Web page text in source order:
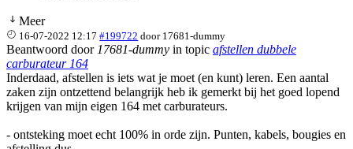
Meer
16-07-2022 12:17 #199722 door 17681-dummy
Beantwoord door 17681-dummy in topic afstellen dubbele
carburateur 164
Inderdaad, afstellen is iets wat je moet (en kunt) leren. Een aantal
zaken zijn ontzettend belangrijk heb ik gemerkt bij het goed lopend
krijgen van mijn eigen 164 met carburateurs.
- ontsteking moet echt 100% in orde zijn. Punten, kabels, bougies en